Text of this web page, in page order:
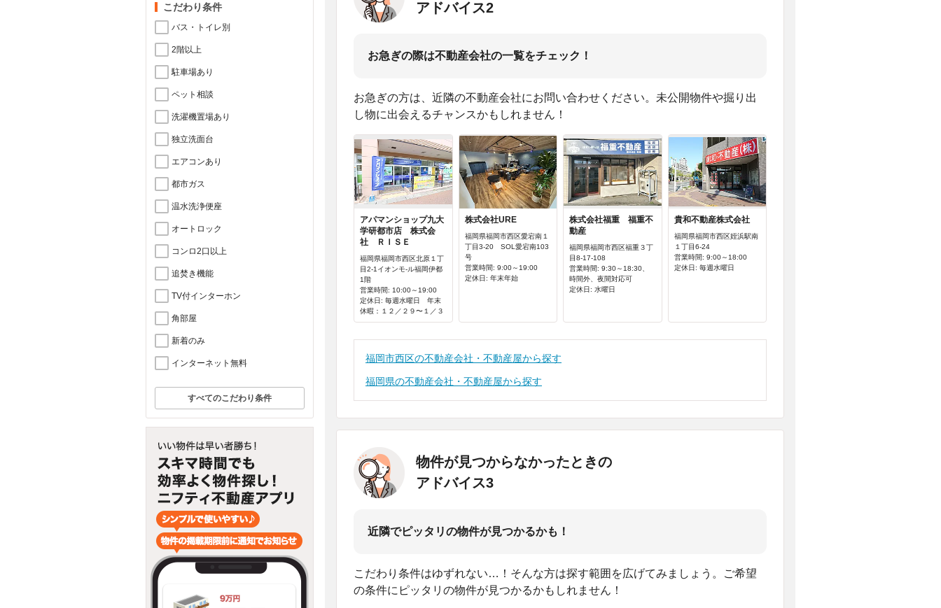
こだわり条件
バス・トイレ別
2階以上
駐車場あり
ペット相談
洗濯機置場あり
独立洗面台
エアコンあり
都市ガス
温水洗浄便座
オートロック
コンロ2口以上
追焚き機能
TV付インターホン
角部屋
新着のみ
インターネット無料
すべてのこだわり条件
アドバイス2
お急ぎの際は不動産会社の一覧をチェック！
お急ぎの方は、近隣の不動産会社にお問い合わせください。未公開物件や掘り出
し物に出会えるチャンスかもしれません！
アパマンショップ九大
学研都市店 株式会
社 ＲＩＳＥ
福岡県福岡市西区北原１丁
目2-1イオンモ-ル福岡伊都
1階
営業時間: 10:00～19:00
定休日: 毎週水曜日 年末
休暇：１２／２９〜１／３
株式会社URE
福岡県福岡市西区愛宕南１
丁目3-20 SOL愛宕南103
号
営業時間: 9:00～19:00
定休日: 年末年始
株式会社福重 福重不
動産
福岡県福岡市西区福重３丁
目8-17-108
営業時間: 9:30～18:30、
時間外、夜間対応可
定休日: 水曜日
貴和不動産株式会社
福岡県福岡市西区姪浜駅南
１丁目6-24
営業時間: 9:00～18:00
定休日: 毎週水曜日
福岡市西区の不動産会社・不動産屋から探す
福岡県の不動産会社・不動産屋から探す
物件が見つからなかったときの
アドバイス3
近隣でピッタリの物件が見つかるかも！
こだわり条件はゆずれない…！そんな方は探す範囲を広げてみましょう。ご希望
の条件にピッタリの物件が見つかるかもしれません！